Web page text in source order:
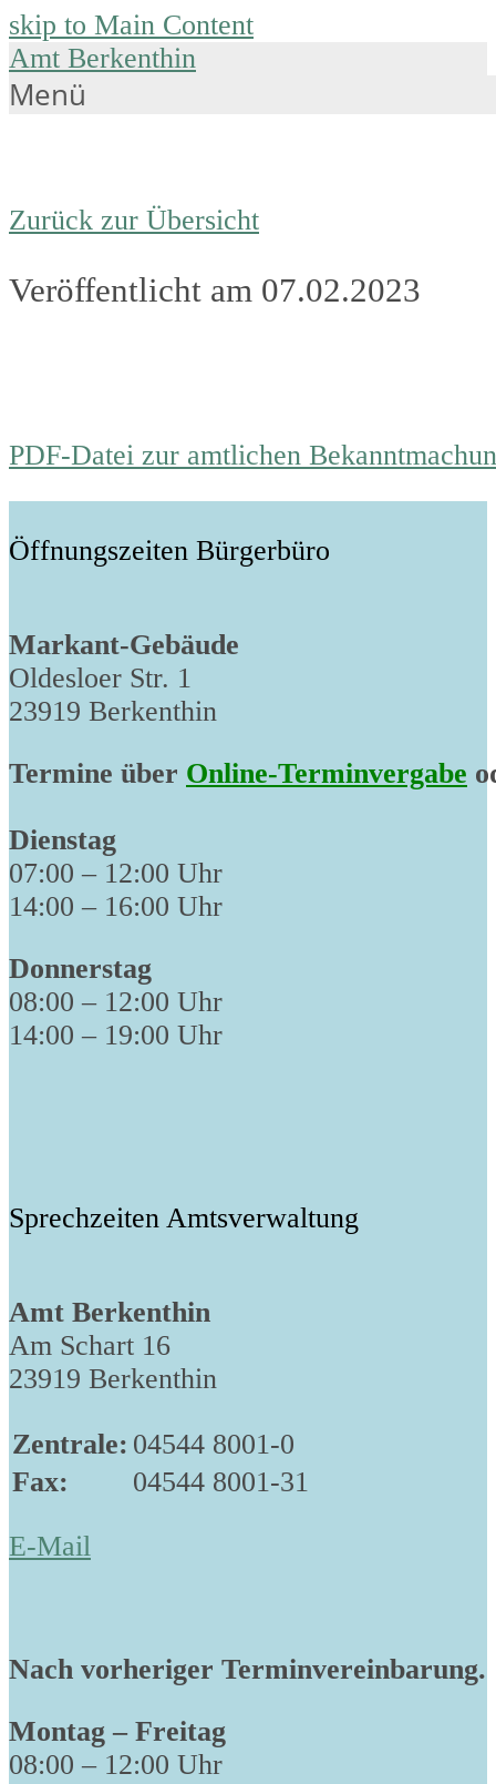
skip to Main Content
Amt Berkenthin
Menü
Zurück zur Übersicht
Veröffentlicht am 07.02.2023
PDF-Datei zur amtlichen
Öffnungszeiten Bürgerbüro
Markant-Gebäude
Oldesloer Str. 1
23919 Berkenthin
Termine über Online-Terminvergabe
Dienstag
07:00 – 12:00 Uhr
14:00 – 16:00 Uhr
Donnerstag
08:00 – 12:00 Uhr
14:00 – 19:00 Uhr
Sprechzeiten Amtsverwaltung
Amt Berkenthin
Am Schart 16
23919 Berkenthin
Zentrale: 04544 8001-0
Fax:
04544 8001-31
E-Mail
Nach vorheriger Terminvereinbarung.
Montag – Freitag
08:00 – 12:00 Uhr